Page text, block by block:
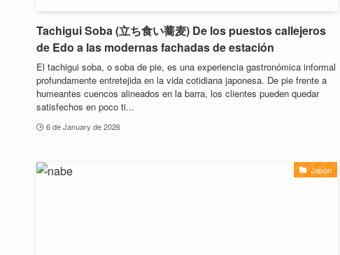
Tachigui Soba (立ち食い蕎麦) De los puestos callejeros
de Edo a las modernas fachadas de estación
El tachigui soba, o soba de pie, es una experiencia gastronómica informal
profundamente entretejida en la vida cotidiana japonesa. De pie frente a
humeantes cuencos alineados en la barra, los clientes pueden quedar
satisfechos en poco ti...
6 de January de 2026
Japón